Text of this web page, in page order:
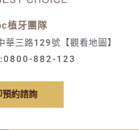
植牙團隊
華三路129號 【觀看地圖】
0800-882-123
預約諮詢